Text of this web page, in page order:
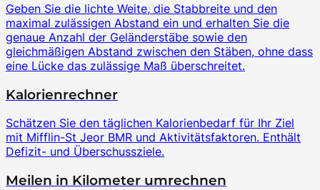
Geben Sie die lichte Weite, die Stabbreite und den
maximal zulässigen Abstand ein und erhalten Sie die
genaue Anzahl der Geländerstäbe sowie den
gleichmäßigen Abstand zwischen den Stäben, ohne dass
eine Lücke das zulässige Maß überschreitet.
Kalorienrechner
Schätzen Sie den täglichen Kalorienbedarf für Ihr Ziel
mit Mifflin-St Jeor BMR und Aktivitätsfaktoren. Enthält
Defizit- und Überschussziele.
Meilen in Kilometer umrechnen